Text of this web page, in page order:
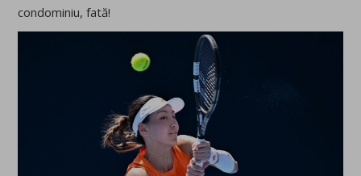
condominiu, fată!